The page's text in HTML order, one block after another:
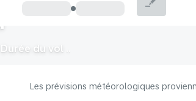
Durée du vol
Les prévisions météorologiques